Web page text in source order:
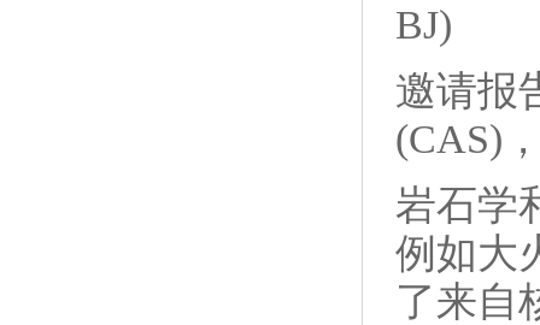
BJ)
邀请报
(CAS)
岩石学
例如大
了来自